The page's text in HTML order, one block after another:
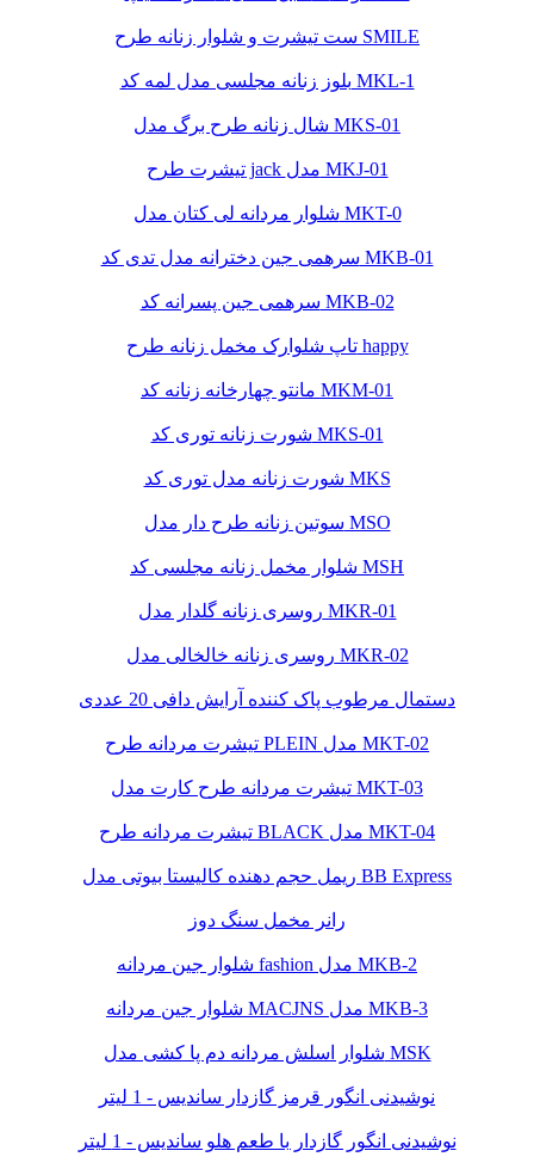
ست تیشرت و شلوار زنانه طرح SMILE
بلوز زنانه مجلسی مدل لمه کد MKL-1
شال زنانه طرح برگ مدل MKS-01
تیشرت طرح jack مدل MKJ-01
شلوار مردانه لی کتان مدل MKT-0
سرهمی جین دخترانه مدل تدی کد MKB-01
سرهمی جین پسرانه کد MKB-02
تاپ شلوارک مخمل زنانه طرح happy
مانتو چهارخانه زنانه کد MKM-01
شورت زنانه توری کد MKS-01
شورت زنانه مدل توری کد MKS
سوتین زنانه طرح دار مدل MSO
شلوار مخمل زنانه مجلسی کد MSH
روسری زنانه گلدار مدل MKR-01
روسری زنانه خالخالی مدل MKR-02
دستمال مرطوب پاک کننده آرایش دافی 20 عددی
تیشرت مردانه طرح PLEIN مدل MKT-02
تیشرت مردانه طرح کارت مدل MKT-03
تیشرت مردانه طرح BLACK مدل MKT-04
ریمل حجم دهنده کالیستا بیوتی مدل BB Express
رانر مخمل سنگ دوز
شلوار جین مردانه fashion مدل MKB-2
شلوار جین مردانه MACJNS مدل MKB-3
شلوار اسلش مردانه دم پا کشی مدل MSK
نوشیدنی انگور قرمز گازدار ساندیس - 1 لیتر
نوشیدنی انگور گازدار با طعم هلو ساندیس - 1 لیتر